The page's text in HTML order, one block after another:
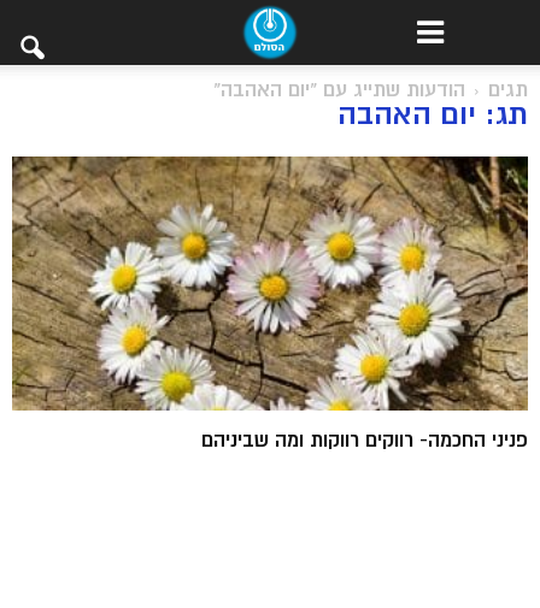
תגים הודעות שתייג עם "יום האהבה"
תג: יום האהבה
פניני החכמה- רווקים רווקות ומה שביניהם